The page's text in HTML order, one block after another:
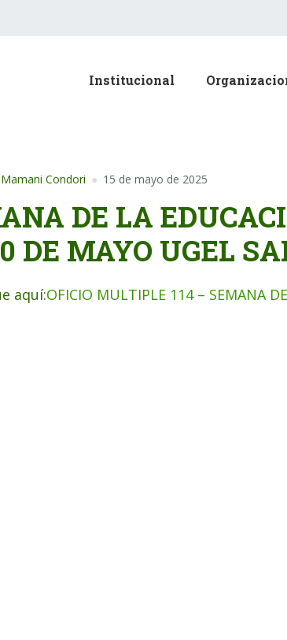
Institucional
Condori 15 de mayo de 2025
DE LA
DE MAYO UGEL
aquí:OFICIO MULTIPLE 114 – SEMANA